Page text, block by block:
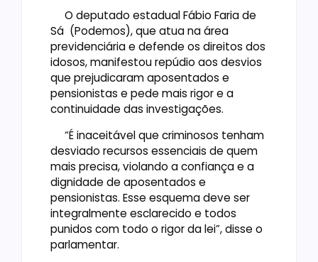
O deputado estadual Fábio Faria de
Sá (Podemos), que atua na área
previdenciária e defende os direitos dos
idosos, manifestou repúdio aos desvios
que prejudicaram aposentados e
pensionistas e pede mais rigor e a
continuidade das investigações.
“É inaceitável que criminosos tenham
desviado recursos essenciais de quem
mais precisa, violando a confiança e a
dignidade de aposentados e
pensionistas. Esse esquema deve ser
integralmente esclarecido e todos
punidos com todo o rigor da lei”, disse o
parlamentar.